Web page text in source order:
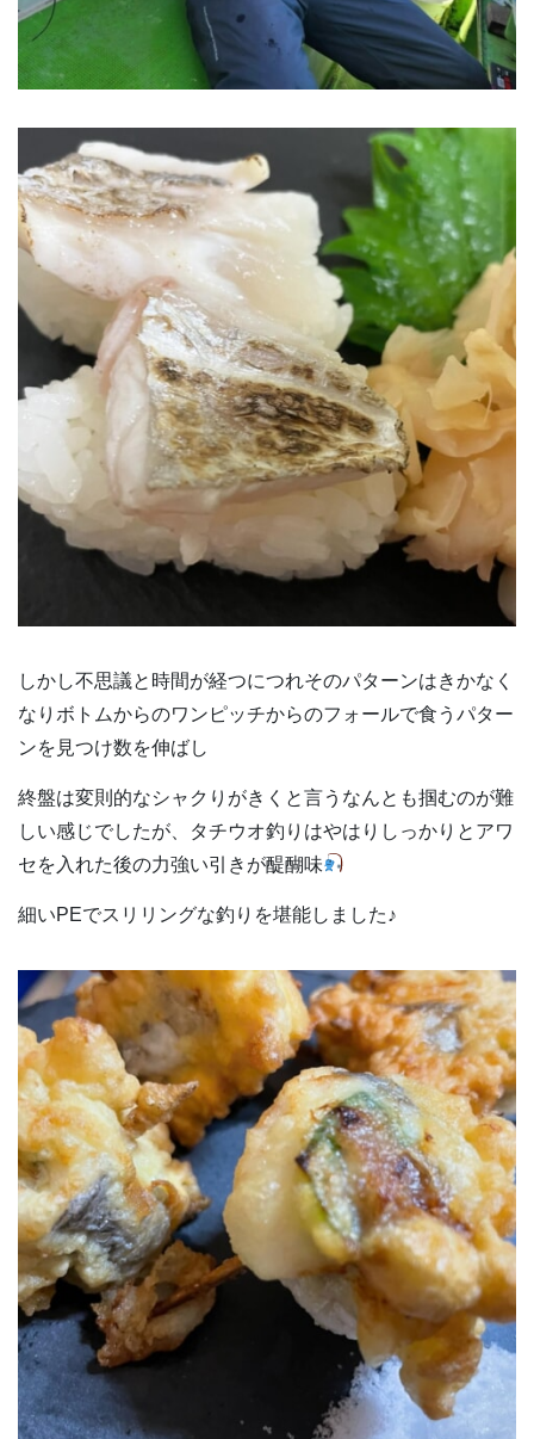
しかし不思議と時間が経つにつれそのパターンはきかなく
なりボトムからのワンピッチからのフォールで食うパター
ンを見つけ数を伸ばし
終盤は変則的なシャクりがきくと言うなんとも掴むのが難
しい感じでしたが、タチウオ釣りはやはりしっかりとアワ
セを入れた後の力強い引きが醍醐味
細いPEでスリリングな釣りを堪能しました♪